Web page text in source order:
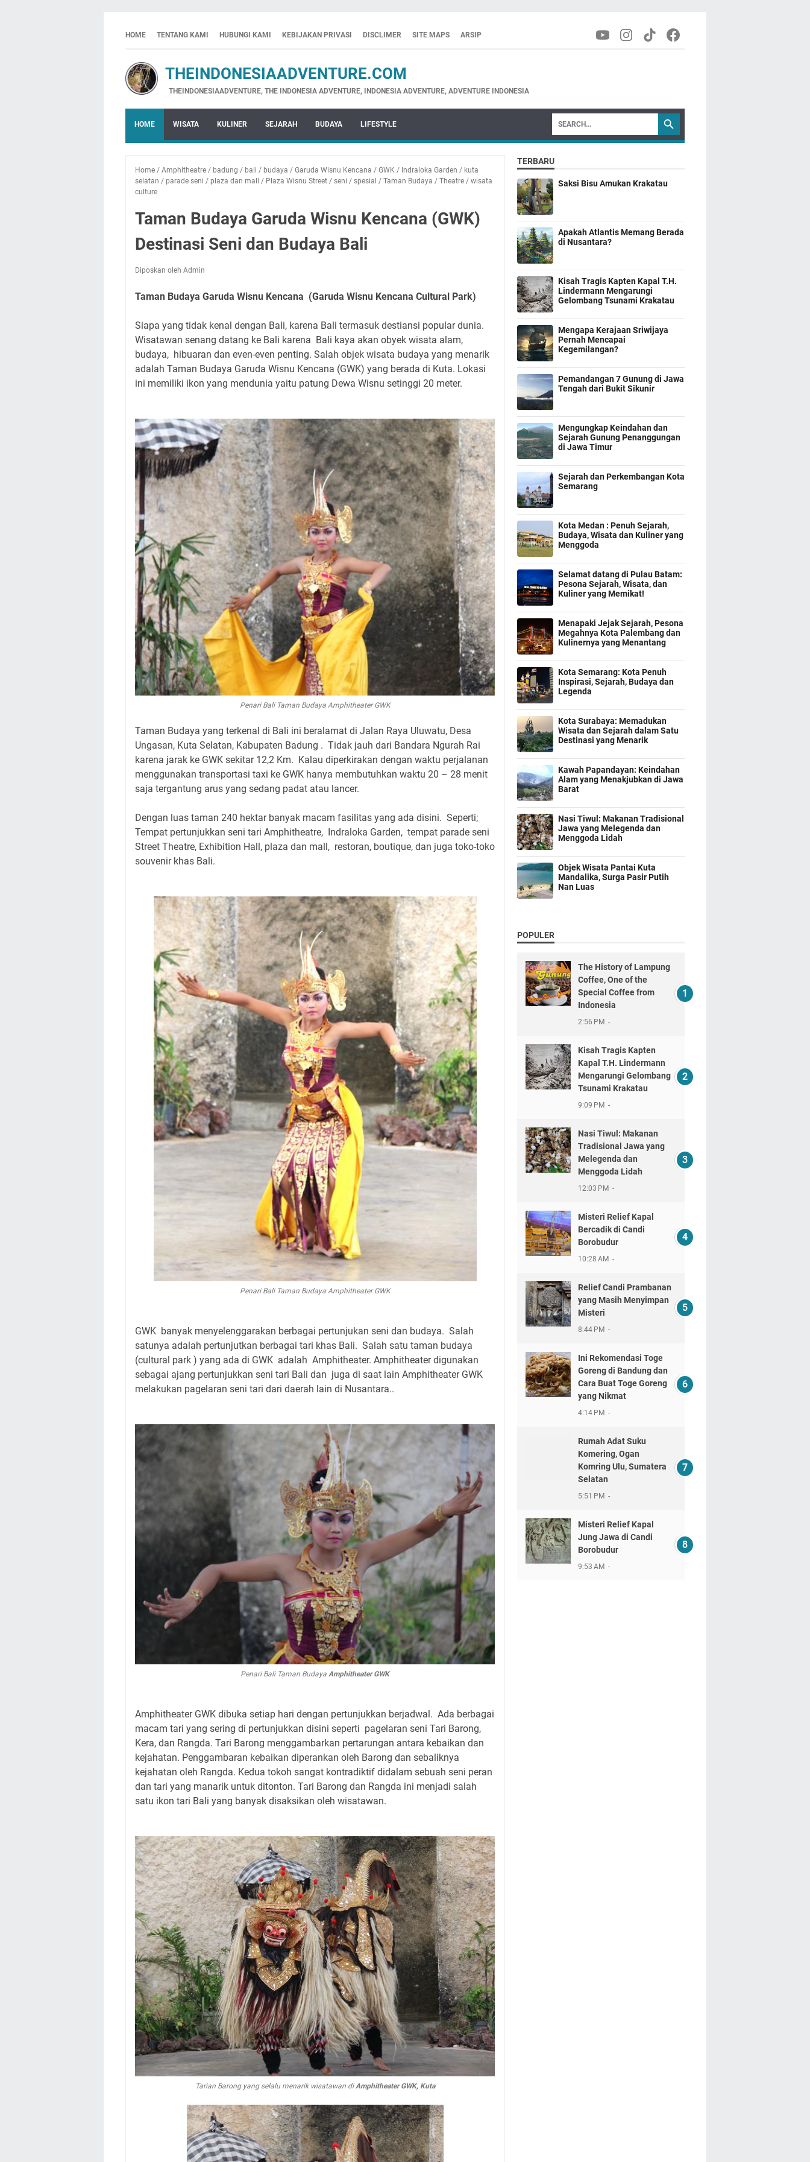
HOME TENTANG KAMI HUBUNGI KAMI KEBIJAKAN PRIVASI DISCLIMER SITE MAPS ARSIP
THEINDONESIAADVENTURE.COM
THEINDONESIAADVENTURE, THE INDONESIA ADVENTURE, INDONESIA ADVENTURE, ADVENTURE INDONESIA
HOME WISATA KULINER SEJARAH BUDAYA LIFESTYLE
Home / Amphitheatre / badung / bali / budaya / Garuda Wisnu Kencana / GWK / Indraloka Garden / kuta
selatan / parade seni / plaza dan mall / Plaza Wisnu Street / seni / spesial / Taman Budaya / Theatre / wisata
culture
Taman Budaya Garuda Wisnu Kencana (GWK)
Destinasi Seni dan Budaya Bali
Diposkan oleh Admin
Taman Budaya Garuda Wisnu Kencana (Garuda Wisnu Kencana Cultural Park)
Siapa yang tidak kenal dengan Bali, karena Bali termasuk destiansi popular dunia.
Wisatawan senang datang ke Bali karena Bali kaya akan obyek wisata alam,
budaya, hibuaran dan even-even penting. Salah objek wisata budaya yang menarik
adalah Taman Budaya Garuda Wisnu Kencana (GWK) yang berada di Kuta. Lokasi
ini memiliki ikon yang mendunia yaitu patung Dewa Wisnu setinggi 20 meter.
Penari Bali Taman Budaya Amphitheater GWK
Taman Budaya yang terkenal di Bali ini beralamat di Jalan Raya Uluwatu, Desa
Ungasan, Kuta Selatan, Kabupaten Badung . Tidak jauh dari Bandara Ngurah Rai
karena jarak ke GWK sekitar 12,2 Km. Kalau diperkirakan dengan waktu perjalanan
menggunakan transportasi taxi ke GWK hanya membutuhkan waktu 20 – 28 menit
saja tergantung arus yang sedang padat atau lancer.
Dengan luas taman 240 hektar banyak macam fasilitas yang ada disini. Seperti;
Tempat pertunjukkan seni tari Amphitheatre, Indraloka Garden, tempat parade seni
Street Theatre, Exhibition Hall, plaza dan mall, restoran, boutique, dan juga toko-toko
souvenir khas Bali.
Penari Bali Taman Budaya Amphitheater GWK
GWK banyak menyelenggarakan berbagai pertunjukan seni dan budaya. Salah
satunya adalah pertunjutkan berbagai tari khas Bali. Salah satu taman budaya
(cultural park ) yang ada di GWK adalah Amphitheater. Amphitheater digunakan
sebagai ajang pertunjukkan seni tari Bali dan juga di saat lain Amphitheater GWK
melakukan pagelaran seni tari dari daerah lain di Nusantara..
Penari Bali Taman BudayaAmphitheater GWK
Amphitheater GWK dibuka setiap hari dengan pertunjukkan berjadwal. Ada berbagai
macam tari yang sering di pertunjukkan disini seperti pagelaran seni Tari Barong,
Kera, dan Rangda. Tari Barong menggambarkan pertarungan antara kebaikan dan
kejahatan. Penggambaran kebaikan diperankan oleh Barong dan sebaliknya
kejahatan oleh Rangda. Kedua tokoh sangat kontradiktif didalam sebuah seni peran
dan tari yang manarik untuk ditonton. Tari Barong dan Rangda ini menjadi salah
satu ikon tari Bali yang banyak disaksikan oleh wisatawan.
Tarian Barong yang selalu menarik wisatawan diAmphitheater GWK, Kuta
TERBARU
Saksi Bisu Amukan Krakatau
Apakah Atlantis Memang Berada
di Nusantara?
Kisah Tragis Kapten Kapal T.H.
Lindermann Mengarungi
Gelombang Tsunami Krakatau
Mengapa Kerajaan Sriwijaya
Pernah Mencapai
Kegemilangan?
Pemandangan 7 Gunung di Jawa
Tengah dari Bukit Sikunir
Mengungkap Keindahan dan
Sejarah Gunung Penanggungan
di Jawa Timur
Sejarah dan Perkembangan Kota
Semarang
Kota Medan : Penuh Sejarah,
Budaya, Wisata dan Kuliner yang
Menggoda
Selamat datang di Pulau Batam:
Pesona Sejarah, Wisata, dan
Kuliner yang Memikat!
Menapaki Jejak Sejarah, Pesona
Megahnya Kota Palembang dan
Kulinernya yang Menantang
Kota Semarang: Kota Penuh
Inspirasi, Sejarah, Budaya dan
Legenda
Kota Surabaya: Memadukan
Wisata dan Sejarah dalam Satu
Destinasi yang Menarik
Kawah Papandayan: Keindahan
Alam yang Menakjubkan di Jawa
Barat
Nasi Tiwul: Makanan Tradisional
Jawa yang Melegenda dan
Menggoda Lidah
Objek Wisata Pantai Kuta
Mandalika, Surga Pasir Putih
Nan Luas
POPULER
The History of Lampung
Coffee, One of the
Special Coffee from
Indonesia
2:56 PM
Kisah Tragis Kapten
Kapal T.H. Lindermann
Mengarungi Gelombang
Tsunami Krakatau
9:09 PM
Nasi Tiwul: Makanan
Tradisional Jawa yang
Melegenda dan
Menggoda Lidah
12:03 PM
Misteri Relief Kapal
Bercadik di Candi
Borobudur
10:28 AM
Relief Candi Prambanan
yang Masih Menyimpan
Misteri
8:44 PM
Ini Rekomendasi Toge
Goreng di Bandung dan
Cara Buat Toge Goreng
yang Nikmat
4:14 PM
Rumah Adat Suku
Komering, Ogan
Komring Ulu, Sumatera
Selatan
5:51 PM
Misteri Relief Kapal
Jung Jawa di Candi
Borobudur
9:53 AM